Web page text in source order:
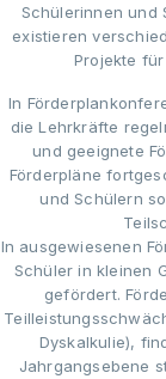
Schülerinnen und
existieren
Projekte
In
die Lehrkräfte
und geeignete
Förderpläne
und Schülern
In ausgewiesenen
Schüler in kleinen
gefördert.
Dyskalkulie),
Jahrgangsebene